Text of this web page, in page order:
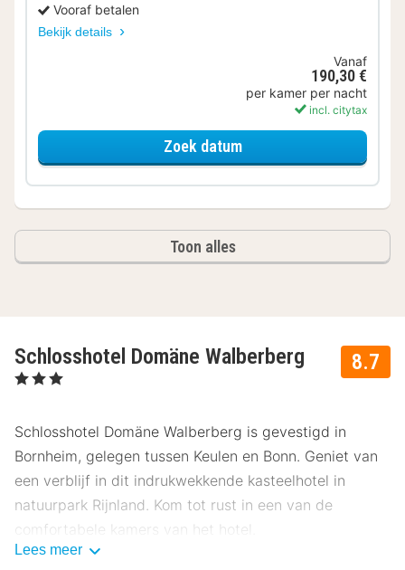
Vooraf betalen
Bekijk details
Vanaf
190,30 €
per kamer per nacht
incl. citytax
Zoek datumvoor Comfort kamer
Toon alles
8.7
Schlosshotel Domäne Walberberg
, 3 Sterren
Schlosshotel Domäne Walberberg is gevestigd in
Bornheim, gelegen tussen Keulen en Bonn. Geniet van
een verblijf in dit indrukwekkende kasteelhotel in
natuurpark Rijnland. Kom tot rust in een van de
comfortabele kamers van het hotel.
Lees meer